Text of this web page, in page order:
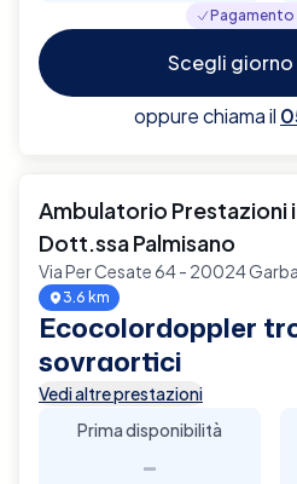
Pagamento
Scegli giorno
oppure chiama il
Ambulatorio Prestazioni
Dott.ssa Palmisano
Via Per Cesate 64 - 20024
3.6 km
Ecocolordoppler
sovraortici
Vedi altre prestazioni
Prima disponibilità
-